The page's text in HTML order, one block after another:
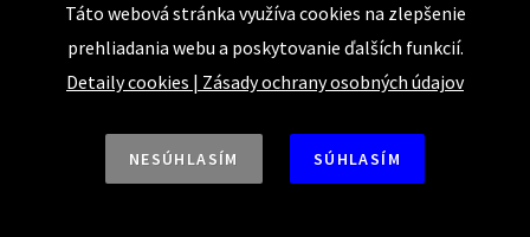
Konzervatívne kluby
Názory a nalýzy
Prednášky a prezentácie
Táto webová stránka využíva cookies na zlepšenie
prehliadania webu a poskytovanie ďalších funkcií.
Detaily cookies | Zásady ochrany osobných údajov
NESÚHLASÍM SÚHLASÍM